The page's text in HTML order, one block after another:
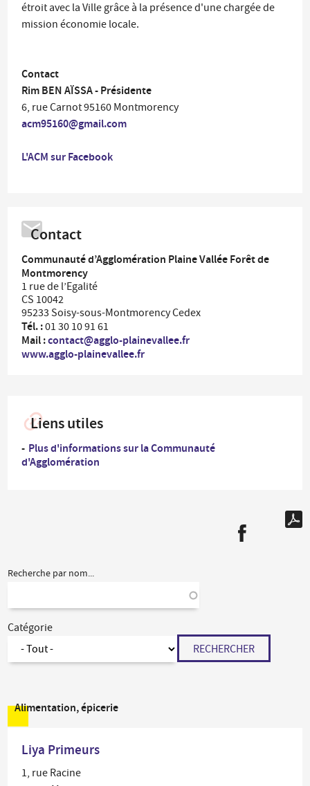
étroit avec la Ville grâce à la présence d'une chargée de
mission économie locale.
Contact
Rim BEN AÏSSA - Présidente
6, rue Carnot 95160 Montmorency
acm95160@gmail.com
L'ACM sur Facebook
Contact
Communauté d’Agglomération Plaine Vallée Forêt de
Montmorency
1 rue de l’Egalité
CS 10042
95233 Soisy-sous-Montmorency Cedex
Tél. :01 30 10 91 61
Mail :contact@agglo-plainevallee.fr
www.agglo-plainevallee.fr
Liens utiles
Plus d'informations sur la Communauté
d'Agglomération
Recherche par nom...
Catégorie
RECHERCHER
Alimentation, épicerie
Liya Primeurs
1, rue Racine